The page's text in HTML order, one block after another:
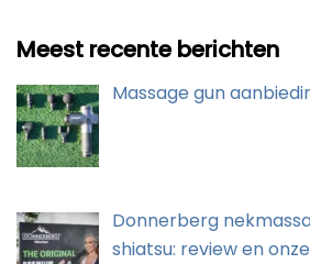
Meest recente berichten
Massage gun
Donnerberg
shiatsu: review en